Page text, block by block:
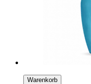
Warenkorb